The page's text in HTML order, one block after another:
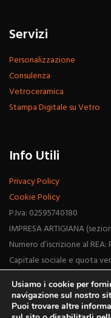
Servizi
Personalizzazione
Consulenza
Vetroceramica
Stampa Digitale su Vetro
Info Utili
Privacy Policy
Cookie Policy
P.Iva: 02595740180
IMPRESA ARTIGIANA
Numero d’iscrizione al
Capitale sociale e quota
Usiamo i cookie per
navigazione sul nostro
Puoi trovare altre